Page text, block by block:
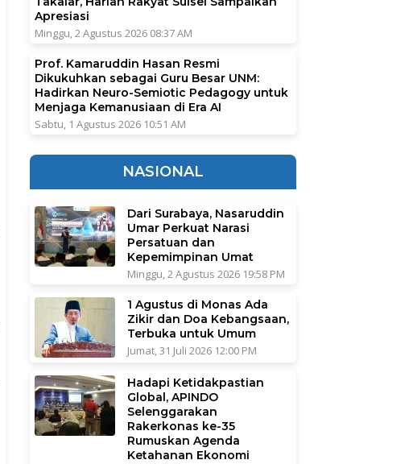
Apresiasi
Minggu, 2 Agustus 2026 08:37 AM
Prof. Kamaruddin Hasan Resmi
Dikukuhkan sebagai Guru Besar UNM:
Hadirkan Neuro-Semiotic Pedagogy untuk
Menjaga Kemanusiaan di Era AI
Sabtu, 1 Agustus 2026 10:51 AM
NASIONAL
Dari Surabaya, Nasaruddin
Umar Perkuat Narasi
Persatuan dan
Kepemimpinan Umat
Minggu, 2 Agustus 2026 19:58 PM
1 Agustus di Monas Ada
Zikir dan Doa Kebangsaan,
Terbuka untuk Umum
Jumat, 31 Juli 2026 12:00 PM
Hadapi Ketidakpastian
Global, APINDO
Selenggarakan
Rakerkonas ke-35
Rumuskan Agenda
Ketahanan Ekonomi